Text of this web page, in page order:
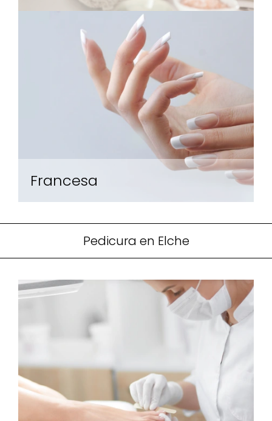
Desde el limado hasta el pulido y esmaltado,
esta experiencia sencilla pero efectiva
resalta la belleza natural de tus manos.
Ideal para un aspecto pulido y diario, la
Manicura Básica asegura uñas impecables
en cada visita.
Francesa
Con su distintiva punta blanca, este servicio
Perfecta para ocasiones especiales o para
un estilo diario distinguido, la Manicura
Francesa es la elección clásica para unas
uñas siempre impecables.
Pedicura en Elche